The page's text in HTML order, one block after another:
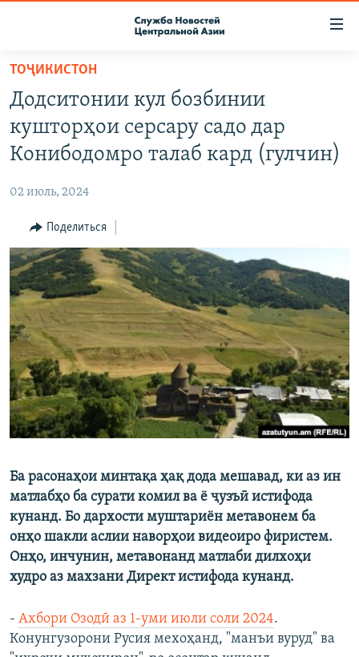
Вернуться
основному
содержанию
Вернутся
главной
Вернутся
поиску
ПОДПИСКА
КОНТАКТЫ
НАСТОЯЩЕЕ ВРЕМЯ
МИГРАНТ МЕДИА
ТОҶИКИСТОН
Додситонии кул бозбинии
кушторҳои серсару садо дар
Конибодомро талаб кард (гулчин)
02 июль, 2024
Поделиться
Ба расонаҳои минтақа ҳақ дода мешавад, ки аз ин
матлабҳо ба сурати комил ва ё ҷузъӣ истифода
кунанд. Бо дархости муштариён метавонем ба
онҳо шакли аслии наворҳои видеоиро фиристем.
Онҳо, инчунин, метавонанд матлаби дилхоҳи
худро аз махзани Директ истифода кунанд.
- Ахбори Озодӣ аз 1-уми июли соли 2024.
Конунгузорони Русия мехоҳанд, "манъи вуруд" ва